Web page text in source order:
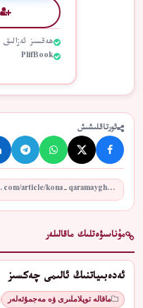
ھەقسىز ئەزالىق
PlifBook
ئورتاقلىشىش
مۇناسىۋەتلىك ماقالىلەر
ئەدەبىياتنىڭ ئالىمى چەكسىز
ماقالە توپلاملىرى ۋە مەجمۇئەلەر